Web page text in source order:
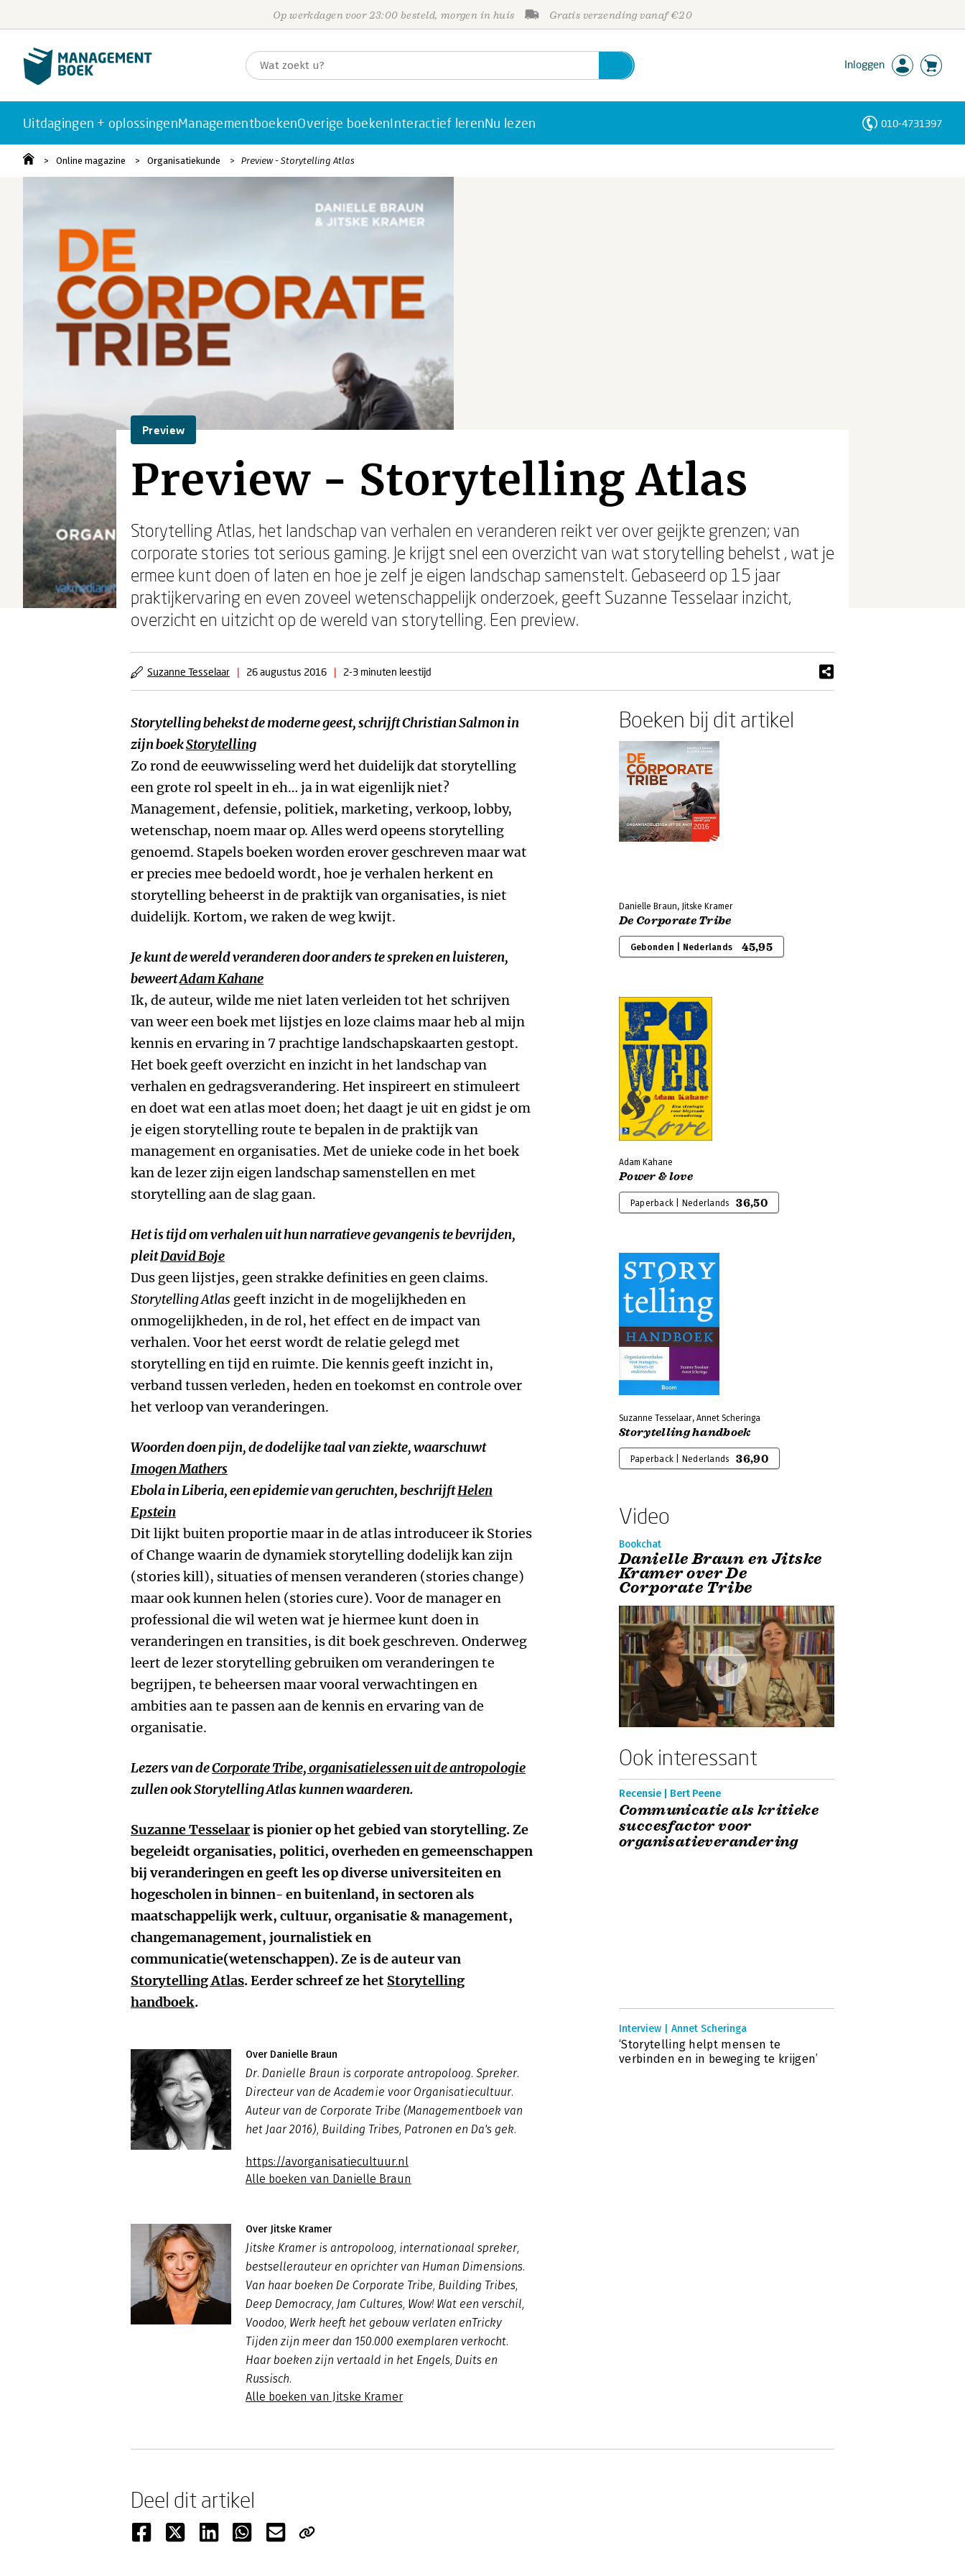
Op werkdagen voor 23:00 besteld, morgen in huis Gratis verzending vanaf €20
Inloggen
Uitdagingen + oplossingenManagementboekenOverige boekenInteractief lerenNu lezen 010-4731397
Online magazine Organisatiekunde Preview - Storytelling Atlas
Preview
Preview - Storytelling Atlas
Storytelling Atlas, het landschap van verhalen en veranderen reikt ver over geijkte grenzen; van
corporate stories tot serious gaming. Je krijgt snel een overzicht van wat storytelling behelst , wat je
ermee kunt doen of laten en hoe je zelf je eigen landschap samenstelt. Gebaseerd op 15 jaar
praktijkervaring en even zoveel wetenschappelijk onderzoek, geeft Suzanne Tesselaar inzicht,
overzicht en uitzicht op de wereld van storytelling. Een preview.
Suzanne Tesselaar | 26 augustus 2016 | 2-3 minuten leestijd
Storytelling behekst de moderne geest, schrijft Christian Salmon in
zijn boekStorytelling
Zo rond de eeuwwisseling werd het duidelijk dat storytelling
een grote rol speelt in eh… ja in wat eigenlijk niet?
Management, defensie, politiek, marketing, verkoop, lobby,
wetenschap, noem maar op. Alles werd opeens storytelling
genoemd. Stapels boeken worden erover geschreven maar wat
er precies mee bedoeld wordt, hoe je verhalen herkent en
storytelling beheerst in de praktijk van organisaties, is niet
duidelijk. Kortom, we raken de weg kwijt.
Je kunt de wereld veranderen door anders te spreken en luisteren,
beweertAdam Kahane
Ik, de auteur, wilde me niet laten verleiden tot het schrijven
van weer een boek met lijstjes en loze claims maar heb al mijn
kennis en ervaring in 7 prachtige landschapskaarten gestopt.
Het boek geeft overzicht en inzicht in het landschap van
verhalen en gedragsverandering. Het inspireert en stimuleert
en doet wat een atlas moet doen; het daagt je uit en gidst je om
je eigen storytelling route te bepalen in de praktijk van
management en organisaties. Met de unieke code in het boek
kan de lezer zijn eigen landschap samenstellen en met
storytelling aan de slag gaan.
Het is tijd om verhalen uit hun narratieve gevangenis te bevrijden,
pleitDavid Boje
Dus geen lijstjes, geen strakke definities en geen claims.
Storytelling Atlas geeft inzicht in de mogelijkheden en
onmogelijkheden, in de rol, het effect en de impact van
verhalen. Voor het eerst wordt de relatie gelegd met
storytelling en tijd en ruimte. Die kennis geeft inzicht in,
verband tussen verleden, heden en toekomst en controle over
het verloop van veranderingen.
Woorden doen pijn, de dodelijke taal van ziekte, waarschuwt
Imogen Mathers
Ebola in Liberia, een epidemie van geruchten, beschrijftHelen
Epstein
Dit lijkt buiten proportie maar in de atlas introduceer ik Stories
of Change waarin de dynamiek storytelling dodelijk kan zijn
(stories kill), situaties of mensen veranderen (stories change)
maar ook kunnen helen (stories cure). Voor de manager en
professional die wil weten wat je hiermee kunt doen in
veranderingen en transities, is dit boek geschreven. Onderweg
leert de lezer storytelling gebruiken om veranderingen te
begrijpen, te beheersen maar vooral verwachtingen en
ambities aan te passen aan de kennis en ervaring van de
organisatie.
Lezers van deCorporate Tribe, organisatielessen uit de antropologie
zullen ook Storytelling Atlas kunnen waarderen.
Suzanne Tesselaaris pionier op het gebied van storytelling. Ze
begeleidt organisaties, politici, overheden en gemeenschappen
bij veranderingen en geeft les op diverse universiteiten en
hogescholen in binnen- en buitenland, in sectoren als
maatschappelijk werk, cultuur, organisatie & management,
changemanagement, journalistiek en
communicatie(wetenschappen). Ze is de auteur van
Storytelling Atlas. Eerder schreef ze het Storytelling
handboek.
Over Danielle Braun
Dr. Danielle Braun is corporate antropoloog. Spreker.
Directeur van de Academie voor Organisatiecultuur.
Auteur van de Corporate Tribe (Managementboek van
het Jaar 2016), Building Tribes, Patronen en Da's gek.
https://avorganisatiecultuur.nl
Alle boeken van Danielle Braun
Over Jitske Kramer
Jitske Kramer is antropoloog, internationaal spreker,
bestsellerauteur en oprichter van Human Dimensions.
Van haar boeken De Corporate Tribe, Building Tribes,
Deep Democracy, Jam Cultures, Wow! Wat een verschil,
Voodoo, Werk heeft het gebouw verlaten enTricky
Tijden zijn meer dan 150.000 exemplaren verkocht.
Haar boeken zijn vertaald in het Engels, Duits en
Russisch.
Alle boeken van Jitske Kramer
Boeken bij dit artikel
Danielle Braun, Jitske Kramer
De Corporate Tribe
Gebonden | Nederlands 45,95
Adam Kahane
Power & love
Paperback | Nederlands 36,50
Suzanne Tesselaar, Annet Scheringa
Storytelling handboek
Paperback | Nederlands 36,90
Video
Bookchat
Danielle Braun en Jitske
Kramer over De
Corporate Tribe
Ook interessant
Recensie | Bert Peene
Communicatie als kritieke
succesfactor voor
organisatieverandering
Interview | Annet Scheringa
‘Storytelling helpt mensen te
verbinden en in beweging te krijgen’
Deel dit artikel
Personen